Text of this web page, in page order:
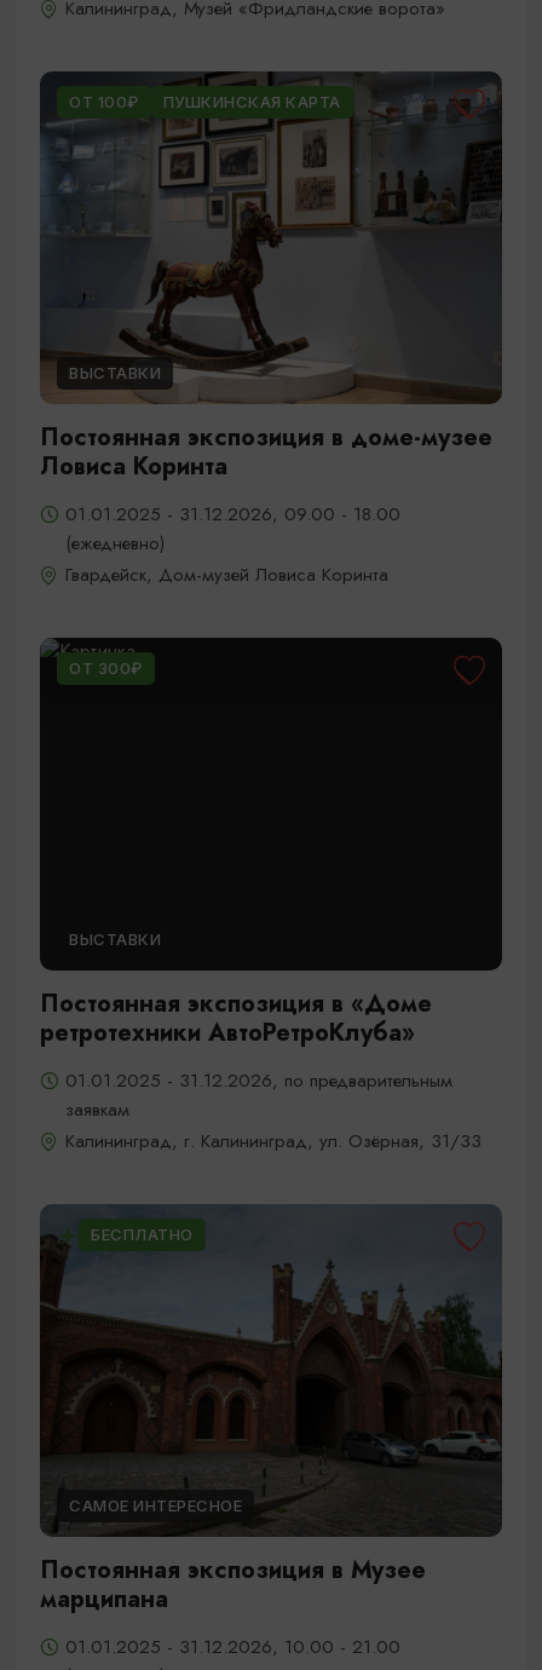
Калининград, Музей «Фридландские ворота»
ОТ 100₽ ПУШКИНСКАЯ КАРТА
ВЫСТАВКИ
Постоянная экспозиция в доме-музее
Ловиса Коринта
01.01.2025 - 31.12.2026, 09.00 - 18.00
(ежедневно)
Гвардейск, Дом-музей Ловиса Коринта
ОТ 300₽
ВЫСТАВКИ
Постоянная экспозиция в «Доме
ретротехники АвтоРетроКлуба»
01.01.2025 - 31.12.2026, по предварительным
заявкам
Калининград, г. Калининград, ул. Озёрная, 31/33
БЕСПЛАТНО
САМОЕ ИНТЕРЕСНОЕ
Постоянная экспозиция в Музее
марципана
01.01.2025 - 31.12.2026, 10.00 - 21.00